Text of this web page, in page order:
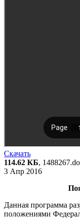
Скачать
114.62 КБ,
3 Апр 2016
Данная программа
положениями